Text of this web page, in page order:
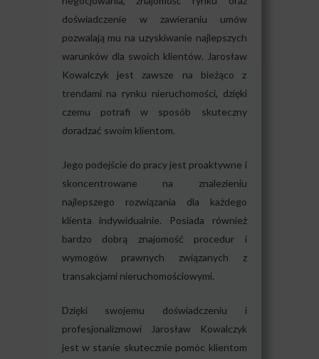
doświadczenie w zawieraniu umów
pozwalają mu na uzyskiwanie najlepszych
warunków dla swoich klientów. Jarosław
Kowalczyk jest zawsze na bieżąco z
trendami na rynku nieruchomości, dzięki
czemu potrafi w sposób skuteczny
doradzać swoim klientom.
Jego podejście do pracy jest proaktywne i
skoncentrowane na znalezieniu
najlepszego rozwiązania dla każdego
klienta indywidualnie. Posiada również
bardzo dobrą znajomość procedur i
wymogów prawnych związanych z
transakcjami nieruchomościowymi.
Dzięki swojemu doświadczeniu i
profesjonalizmowi Jarosław Kowalczyk
jest w stanie skutecznie pomóc klientom